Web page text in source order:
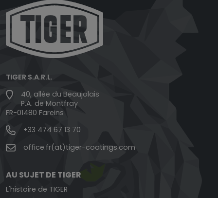
TIGER S.A.R.L.
40, allée du Beaujolais
P.A. de Montfray
FR-01480 Fareins
+33 474 67 13 70
office.fr(at)tiger-coatings.com
AU SUJET DE TIGER
L'histoire de TIGER